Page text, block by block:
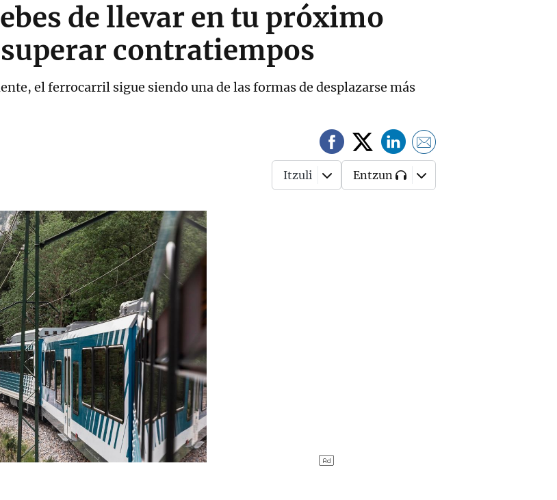
de llevar en tu próximo
contratiempos
el ferrocarril sigue siendo una de las formas de desplazarse más
Itzuli Entzun